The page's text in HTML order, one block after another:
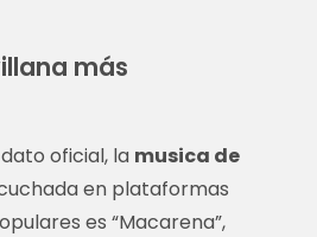
más
oficial, la musica de
en plataformas
es “Macarena”,